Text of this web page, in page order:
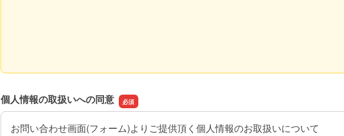
個人情報の取扱いへの同意
お問い合わせ画面(フォーム)よりご提供頂く個人情報のお取扱いについて